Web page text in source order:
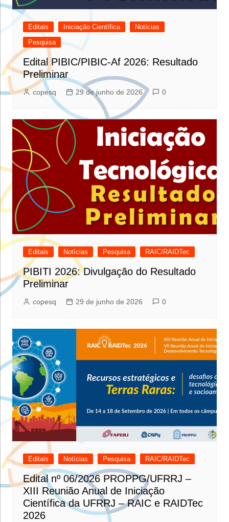
Editais Iniciação Científica
Notícias
Pesquisa
Edital PIBIC/PIBIC-Af 2026: Resultado
Preliminar
copesq 29 de junho de 2026 0
Editais Notícias Pesquisa RAIC/RAIDTec
PIBITI 2026: Divulgação do Resultado
Preliminar
copesq 29 de junho de 2026 0
Editais Notícias Pesquisa RAIC/RAIDTec
Edital nº 06/2026 PROPPG/UFRRJ –
XIII Reunião Anual de Iniciação
Científica da UFRRJ – RAIC e RAIDTec
2026